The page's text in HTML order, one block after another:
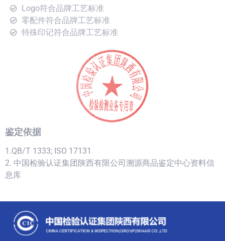
Logo符合品牌工艺标准
零配件符合品牌工艺标准
特殊印记符合品牌工艺标准
鉴定依据
1.QB/T 1333; ISO 17131
2. 中国检验认证集团陕西有限公司溯源商品鉴定中心资料信
息库